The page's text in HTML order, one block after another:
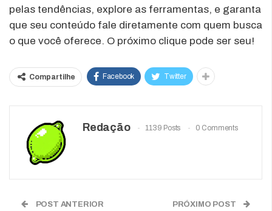
pelas tendências, explore as ferramentas, e garanta
que seu conteúdo fale diretamente com quem busca
o que você oferece. O próximo clique pode ser seu!
Compartilhe Facebook Twitter
Redação 1139 Posts 0 Comments
POST ANTERIOR PRÓXIMO POST